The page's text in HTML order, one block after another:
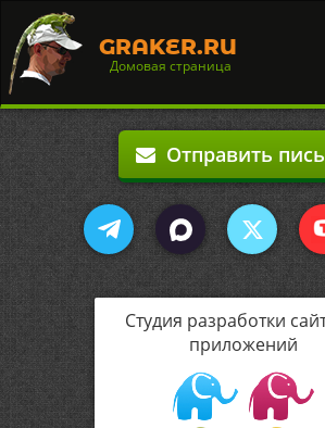
GRAKER.RU
Домовая страница
Отправить
Студия разработки
приложений